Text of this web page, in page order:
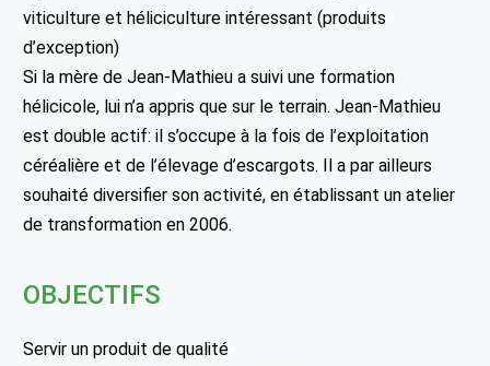
viticulture et héliciculture intéressant (produits
d’exception)
Si la mère de Jean-Mathieu a suivi une formation
hélicicole, lui n’a appris que sur le terrain. Jean-Mathieu
est double actif: il s’occupe à la fois de l’exploitation
céréalière et de l’élevage d’escargots. Il a par ailleurs
souhaité diversifier son activité, en établissant un atelier
de transformation en 2006.
OBJECTIFS
Servir un produit de qualité